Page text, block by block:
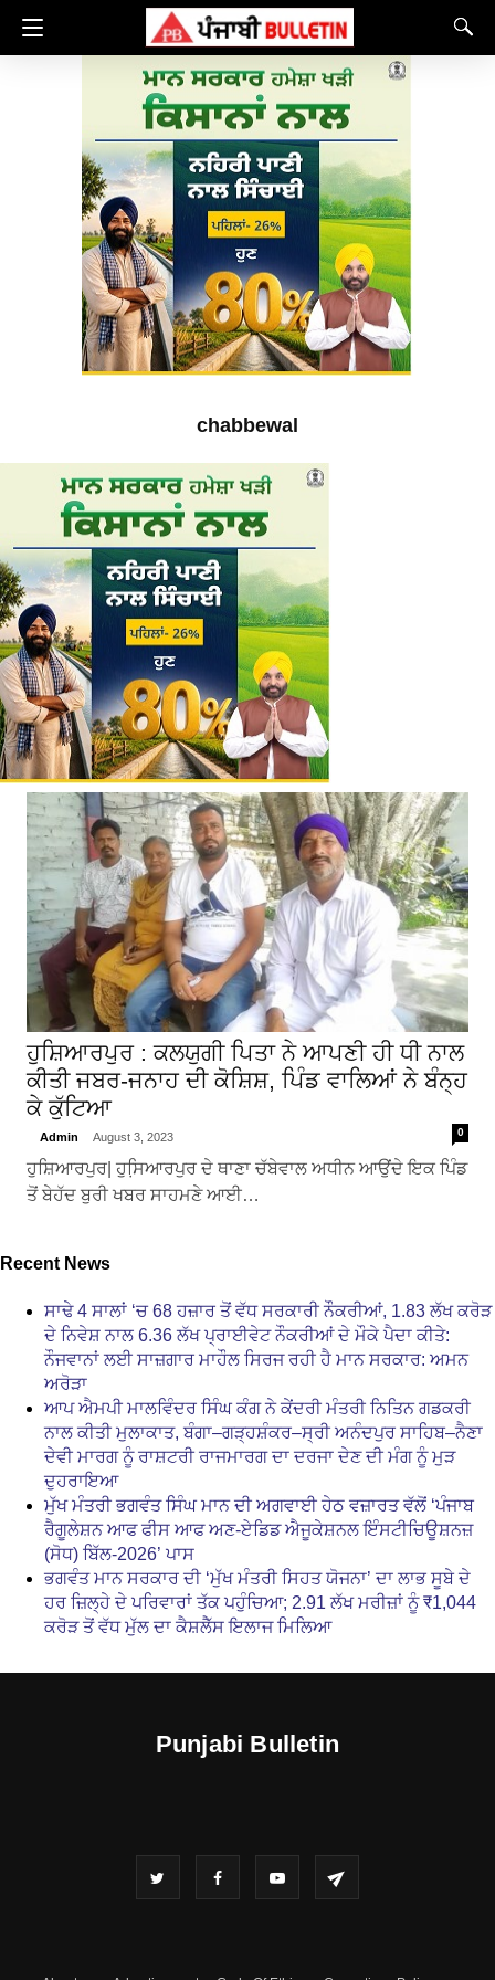
chabbewal
ਹੁਸ਼ਿਆਰਪੁਰ : ਕਲਯੁਗੀ ਪਿਤਾ ਨੇ ਆਪਣੀ ਹੀ ਧੀ ਨਾਲ
ਕੀਤੀ ਜਬਰ-ਜਨਾਹ ਦੀ ਕੋਸ਼ਿਸ਼, ਪਿੰਡ ਵਾਲਿਆਂ ਨੇ ਬੰਨ੍ਹ
ਕੇ ਕੁੱਟਿਆ
Admin August 3, 2023 0
ਹੁਸ਼ਿਆਰਪੁਰ| ਹੁਸਿ਼ਆਰਪੁਰ ਦੇ ਥਾਣਾ ਚੱਬੇਵਾਲ ਅਧੀਨ ਆਉਂਦੇ ਇਕ ਪਿੰਡ
ਤੋਂ ਬੇਹੱਦ ਬੁਰੀ ਖਬਰ ਸਾਹਮਣੇ ਆਈ…
Recent News
ਸਾਢੇ 4 ਸਾਲਾਂ ‘ਚ 68 ਹਜ਼ਾਰ ਤੋਂ ਵੱਧ ਸਰਕਾਰੀ ਨੌਕਰੀਆਂ, 1.83 ਲੱਖ ਕਰੋੜ
ਦੇ ਨਿਵੇਸ਼ ਨਾਲ 6.36 ਲੱਖ ਪ੍ਰਾਈਵੇਟ ਨੌਕਰੀਆਂ ਦੇ ਮੌਕੇ ਪੈਦਾ ਕੀਤੇ:
ਨੌਜਵਾਨਾਂ ਲਈ ਸਾਜ਼ਗਾਰ ਮਾਹੌਲ ਸਿਰਜ ਰਹੀ ਹੈ ਮਾਨ ਸਰਕਾਰ: ਅਮਨ
ਅਰੋੜਾ
ਆਪ ਐਮਪੀ ਮਾਲਵਿੰਦਰ ਸਿੰਘ ਕੰਗ ਨੇ ਕੇਂਦਰੀ ਮੰਤਰੀ ਨਿਤਿਨ ਗਡਕਰੀ
ਨਾਲ ਕੀਤੀ ਮੁਲਾਕਾਤ, ਬੰਗਾ–ਗੜ੍ਹਸ਼ੰਕਰ–ਸ੍ਰੀ ਅਨੰਦਪੁਰ ਸਾਹਿਬ–ਨੈਣਾ
ਦੇਵੀ ਮਾਰਗ ਨੂੰ ਰਾਸ਼ਟਰੀ ਰਾਜਮਾਰਗ ਦਾ ਦਰਜਾ ਦੇਣ ਦੀ ਮੰਗ ਨੂੰ ਮੁੜ
ਦੁਹਰਾਇਆ
ਮੁੱਖ ਮੰਤਰੀ ਭਗਵੰਤ ਸਿੰਘ ਮਾਨ ਦੀ ਅਗਵਾਈ ਹੇਠ ਵਜ਼ਾਰਤ ਵੱਲੋਂ ‘ਪੰਜਾਬ
ਰੈਗੂਲੇਸ਼ਨ ਆਫ ਫੀਸ ਆਫ ਅਣ-ਏਡਿਡ ਐਜੂਕੇਸ਼ਨਲ ਇੰਸਟੀਚਿਊਸ਼ਨਜ਼
(ਸੋਧ) ਬਿੱਲ-2026’ ਪਾਸ
ਭਗਵੰਤ ਮਾਨ ਸਰਕਾਰ ਦੀ ‘ਮੁੱਖ ਮੰਤਰੀ ਸਿਹਤ ਯੋਜਨਾ’ ਦਾ ਲਾਭ ਸੂਬੇ ਦੇ
ਹਰ ਜ਼ਿਲ੍ਹੇ ਦੇ ਪਰਿਵਾਰਾਂ ਤੱਕ ਪਹੁੰਚਿਆ; 2.91 ਲੱਖ ਮਰੀਜ਼ਾਂ ਨੂੰ ₹1,044
ਕਰੋੜ ਤੋਂ ਵੱਧ ਮੁੱਲ ਦਾ ਕੈਸ਼ਲੈੱਸ ਇਲਾਜ ਮਿਲਿਆ
Punjabi Bulletin